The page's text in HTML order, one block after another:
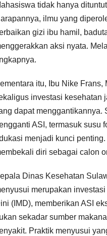
tidak hanya
ilmu yang
gizi ibu hamil,
aksi nyata.
itu, Ibu Nike
investasi kesehatan
dapat menggantikannya.
ASI, termasuk susu
menjadi kunci
diri sebagai calon
Dinas Kesehatan
merupakan
(IMD), memberikan ASI
sekadar sumber
Praktik menyusui